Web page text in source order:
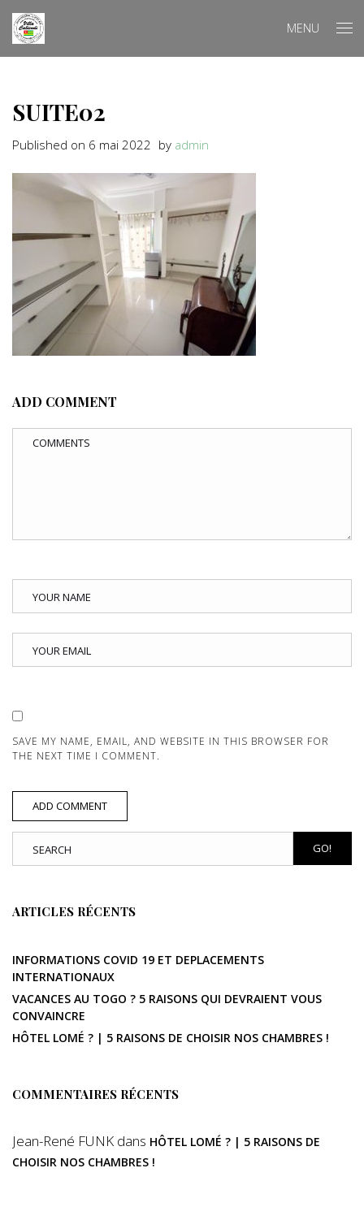
MENU
SUITE02
Published on 6 mai 2022 by admin
ADD COMMENT
SAVE MY NAME, EMAIL, AND WEBSITE IN THIS BROWSER FOR
THE NEXT TIME I COMMENT.
GO!
ARTICLES RÉCENTS
INFORMATIONS COVID 19 ET DEPLACEMENTS
INTERNATIONAUX
VACANCES AU TOGO ? 5 RAISONS QUI DEVRAIENT VOUS
CONVAINCRE
HÔTEL LOMÉ ? | 5 RAISONS DE CHOISIR NOS CHAMBRES !
COMMENTAIRES RÉCENTS
Jean-René FUNK dans HÔTEL LOMÉ ? | 5 RAISONS DE
CHOISIR NOS CHAMBRES !